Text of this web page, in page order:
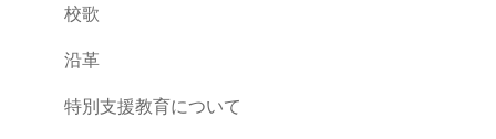
校歌
沿革
特別支援教育について